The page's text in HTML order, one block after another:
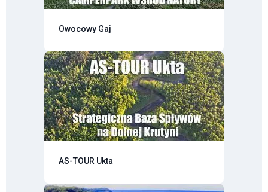
Owocowy Gaj
AS-TOUR Ukta